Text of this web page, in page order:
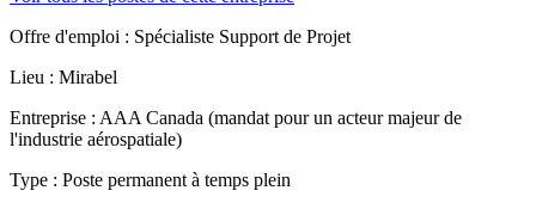
Offre d'emploi : Spécialiste Support de Projet
Lieu : Mirabel
Entreprise : AAA Canada (mandat pour un acteur majeur de
l'industrie aérospatiale)
Type : Poste permanent à temps plein